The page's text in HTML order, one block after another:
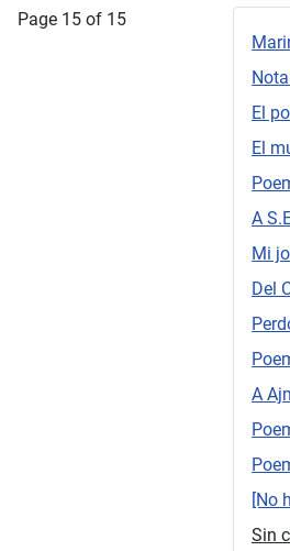
El
El
A
Mi
Del
A
[No
Sin
Page 15 of 15